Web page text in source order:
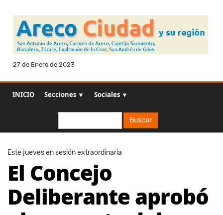
27 de Enero de 2023
INICIO Secciones ▼ Sociales ▼
Buscar
Este jueves en sesión extraordinaria
El Concejo
Deliberante aprobó